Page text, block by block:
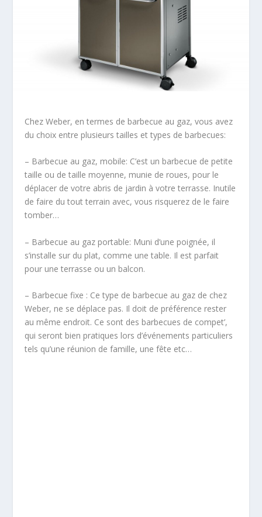
Chez Weber, en termes de barbecue au gaz, vous avez
du choix entre plusieurs tailles et types de barbecues:
– Barbecue au gaz, mobile: C’est un barbecue de petite
taille ou de taille moyenne, munie de roues, pour le
déplacer de votre abris de jardin à votre terrasse. Inutile
de faire du tout terrain avec, vous risquerez de le faire
tomber…
– Barbecue au gaz portable: Muni d’une poignée, il
s’installe sur du plat, comme une table. Il est parfait
pour une terrasse ou un balcon.
– Barbecue fixe : Ce type de barbecue au gaz de chez
Weber, ne se déplace pas. Il doit de préférence rester
au même endroit. Ce sont des barbecues de compet’,
qui seront bien pratiques lors d’événements particuliers
tels qu’une réunion de famille, une fête etc…